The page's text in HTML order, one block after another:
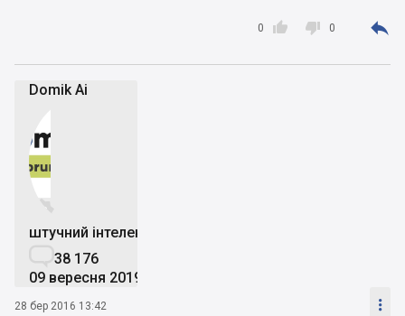

0  0 
Domik Ai


штучний інтелект
38 176
09 вересня 2019
28 бер 2016 13:42 